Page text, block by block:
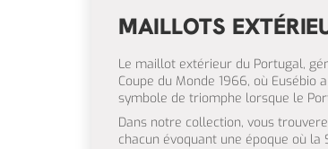
MAILLOTS
Le maillot extérieur du Portugal,
Coupe du Monde 1966, où
symbole de triomphe lorsque le
Dans notre collection, vous
chacun évoquant une époque où